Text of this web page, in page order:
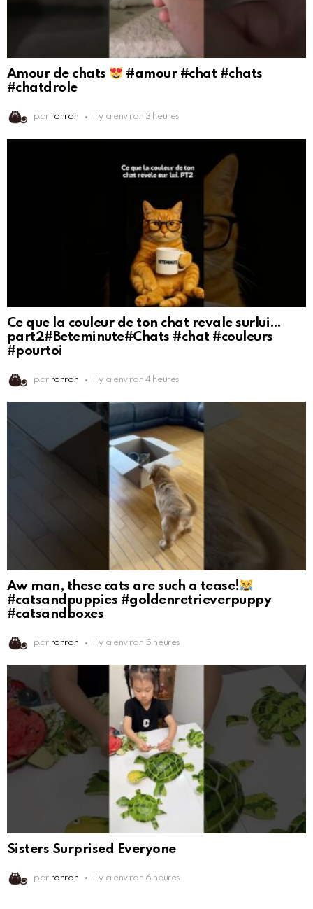
Amour de chats
#amour #chat #chats
#chatdrole
par ronron il y a environ 3 heures
Ce que la couleur de ton chat revale surlui…
part2#Beteminute#Chats #chat #couleurs
#pourtoi
par ronron il y a environ 4 heures
Aw man, these cats are such a tease!
#catsandpuppies #goldenretrieverpuppy
#catsandboxes
par ronron il y a environ 5 heures
Sisters Surprised Everyone
par ronron il y a environ 6 heures